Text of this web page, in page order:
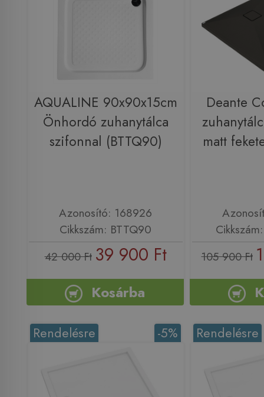
AQUALINE 90x90x15cm
Önhordó zuhanytálca
szifonnal (BTTQ90)
Azonosító: 168926
Cikkszám: BTTQ90
42 000 Ft 39 900 Ft
Kosárba
Deante
matt
105 900 Ft
-5%
Rendelésre Rendelésre